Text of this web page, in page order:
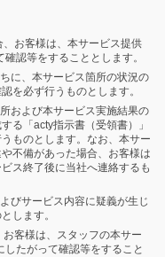
お客様は、本サービス提供
認等をすることとします。
に、本サービス箇所の状況の
を必ず行うものとします。
および本サービス実施結果の
る「acty指示書（受領書）」
ものとします。なお、本サー
不備があった場合、お客様は
ス終了後に当社へ連絡するも
びサービス内容に疑義が生じ
します。
客様は、スタッフの本サー
たがって確認等をすること